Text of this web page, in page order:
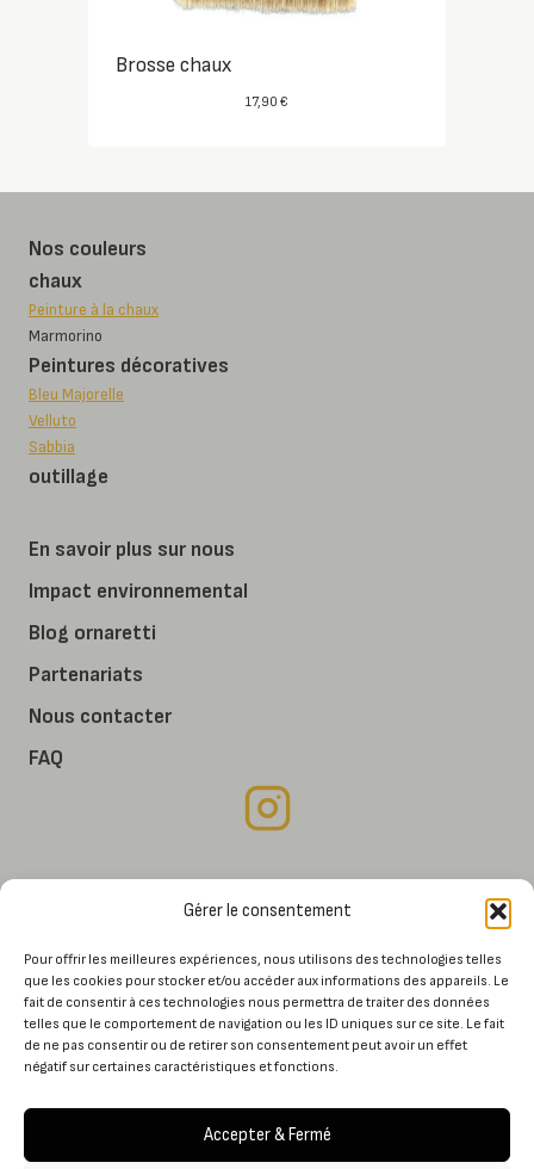
Gérer le consentement
Pour offrir les meilleures expériences, nous utilisons des technologies telles
que les cookies pour stocker et/ou accéder aux informations des appareils. Le
fait de consentir à ces technologies nous permettra de traiter des données
telles que le comportement de navigation ou les ID uniques sur ce site. Le fait
de ne pas consentir ou de retirer son consentement peut avoir un effet
négatif sur certaines caractéristiques et fonctions.
Accepter & Fermé
Brosse chaux
17,90 €
Nos couleurs
chaux
Peinture à la chaux
Marmorino
Peintures décoratives
Bleu Majorelle
Velluto
Sabbia
outillage
En savoir plus sur nous
Impact environnemental
Blog ornaretti
Partenariats
Nous contacter
FAQ
Mentions légales